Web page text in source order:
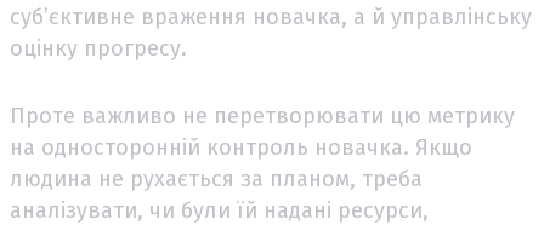
суб’єктивне враження новачка, а й управлінську
оцінку прогресу.
Проте важливо не перетворювати цю метрику
на односторонній контроль новачка. Якщо
людина не рухається за планом, треба
аналізувати, чи були їй надані ресурси,